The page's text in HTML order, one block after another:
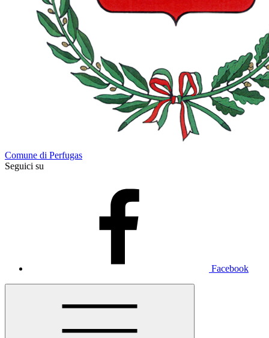
Comune di Perfugas
Seguici su
Facebook